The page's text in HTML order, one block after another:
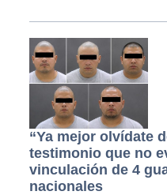
“Ya mejor olvídate
testimonio que no
vinculación de 4
nacionales